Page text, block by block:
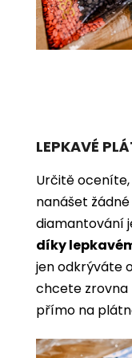
LEPKAVÉ
Určitě
nanášet
diamantování
díky
jen odkrýváte
chcete zrovna
přímo na